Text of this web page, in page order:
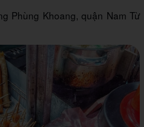
Phùng Khoang, quận Nam Từ